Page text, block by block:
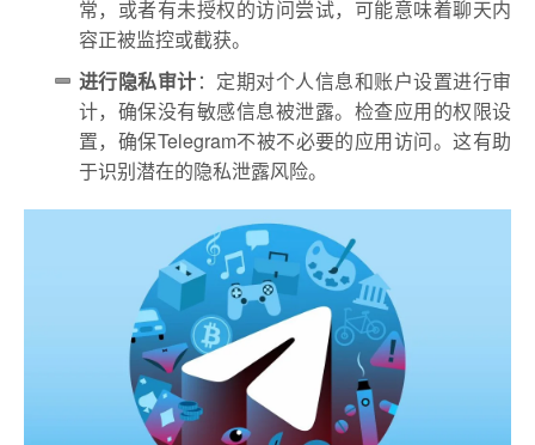
常，或者有未授权的访问尝试，可能意味着聊天内
容正被监控或截获。
进行隐私审计：定期对个人信息和账户设置进行审
计，确保没有敏感信息被泄露。检查应用的权限设
置，确保Telegram不被不必要的应用访问。这有助
于识别潜在的隐私泄露风险。